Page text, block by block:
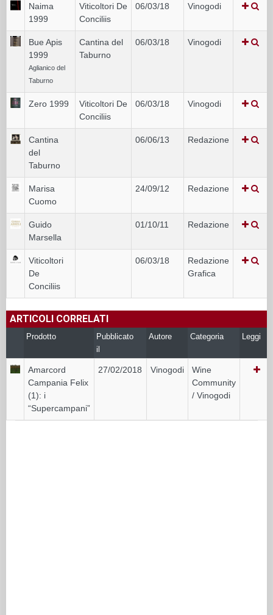
Naima
1999
Viticoltori De
Conciliis
06/03/18 Vinogodi
Bue Apis
1999
Aglianico del
Taburno
Cantina del
Taburno
06/03/18 Vinogodi
Zero 1999
Viticoltori De
Conciliis
06/03/18 Vinogodi
Cantina
del
Taburno
06/06/13 Redazione
Marisa
Cuomo
24/09/12 Redazione
Guido
Marsella
01/10/11 Redazione
Viticoltori
De
Conciliis
06/03/18
Redazione
Grafica
ARTICOLI CORRELATI
Prodotto
Pubblicato
il
Autore Categoria Leggi
Amarcord
Campania Felix
(1): i
“Supercampani”
27/02/2018 Vinogodi
Wine
Community
/ Vinogodi